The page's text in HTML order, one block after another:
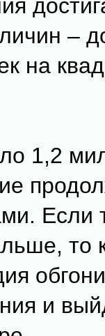
–
на
1,2
Если
то
и